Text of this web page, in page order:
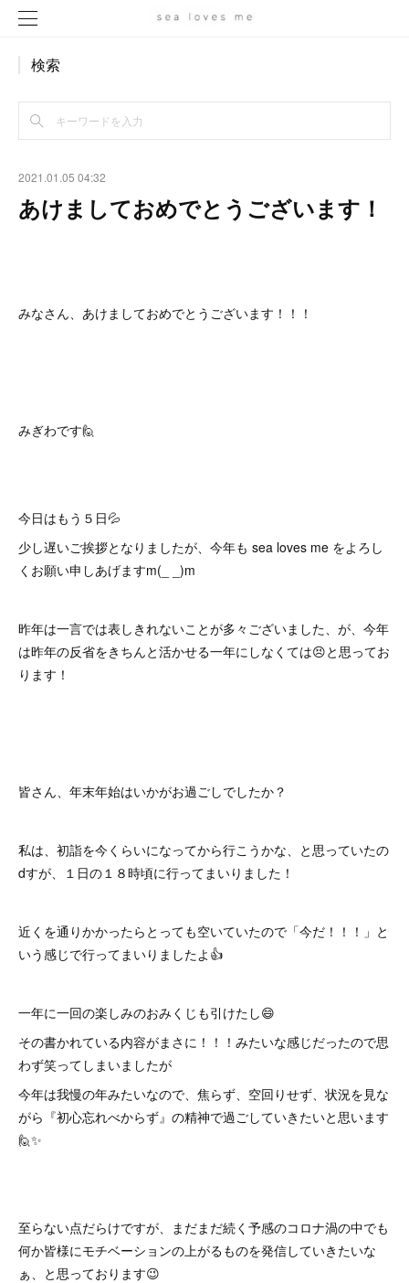
検索
2021.01.05 04:32
あけましておめでとうございます！
みなさん、あけましておめでとうございます！！！
みぎわです🙋
今日はもう５日💦
少し遅いご挨拶となりましたが、今年も sea loves me をよろし
くお願い申しあげますm(_ _)m
昨年は一言では表しきれないことが多々ございました、が、今年
は昨年の反省をきちんと活かせる一年にしなくては😣と思ってお
ります！
皆さん、年末年始はいかがお過ごしでしたか？
私は、初詣を今くらいになってから行こうかな、と思っていたの
dすが、１日の１８時頃に行ってまいりました！
近くを通りかかったらとっても空いていたので「今だ！！！」と
いう感じで行ってまいりましたよ👍
一年に一回の楽しみのおみくじも引けたし😄
その書かれている内容がまさに！！！みたいな感じだったので思
わず笑ってしまいましたが
今年は我慢の年みたいなので、焦らず、空回りせず、状況を見な
がら『初心忘れべからず』の精神で過ごしていきたいと思います
🙋✨
至らない点だらけですが、まだまだ続く予感のコロナ渦の中でも
何か皆様にモチベーションの上がるものを発信していきたいな
ぁ、と思っております😉